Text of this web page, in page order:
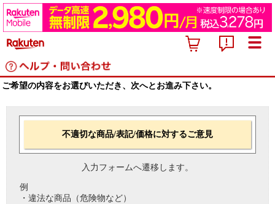
ご希望の内容をお選びいただき、次へとお進み下さい。
不適切な商品/表記/価格に対するご意見
入力フォームへ遷移します。
例
・違法な商品（危険物など）